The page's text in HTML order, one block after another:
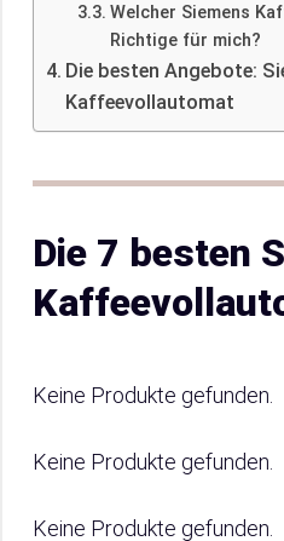
Welcher Siemens
Richtige für mich?
Die besten Angebote:
Kaffeevollautomat
Die 7 besten
Keine Produkte gefunden.
Keine Produkte gefunden.
Keine Produkte gefunden.